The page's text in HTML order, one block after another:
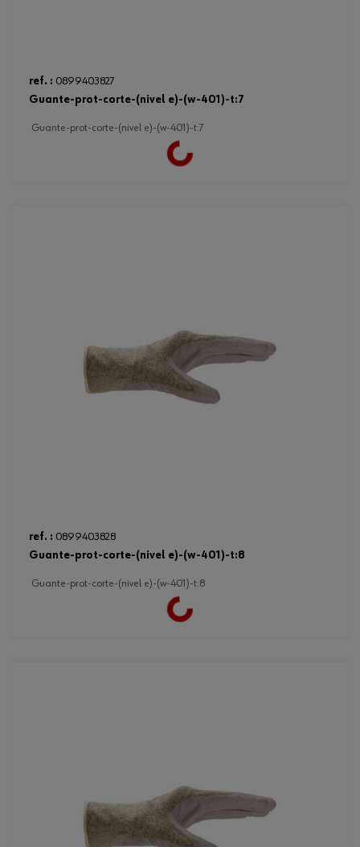
ref. : 0899403827
guante-prot-corte-(nivel e)-(w-401)-t:7
guante-prot-corte-(nivel e)-(w-401)-t:7
Loading...
ref. : 0899403828
guante-prot-corte-(nivel e)-(w-401)-t:8
guante-prot-corte-(nivel e)-(w-401)-t:8
Loading...